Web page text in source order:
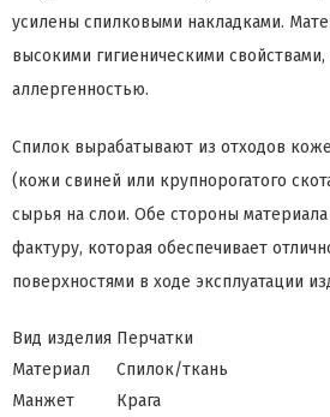
усилены спилковыми накладками.
высокими гигиеническими
аллергенностью.
Спилок вырабатывают из отходов
(кожи свиней или крупнорогатого
сырья на слои. Обе стороны
фактуру, которая обеспечивает
поверхностями в ходе эксплуатации
Вид изделия Перчатки
Материал
Спилок/ткань
Манжет
Крага